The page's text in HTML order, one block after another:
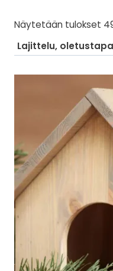
Näytetään tulokset